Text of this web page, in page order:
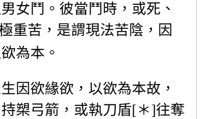
女鬥。彼當鬥時，或死、
重苦，是謂現法苦陰，因
為本。
生因欲緣欲，以欲為本故，
槊弓箭，或執刀盾[＊]往奪